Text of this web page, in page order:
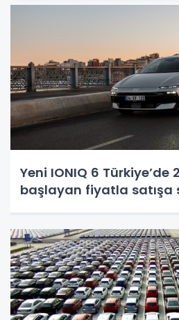
Yeni IONIQ 6 Türkiye’de
başlayan fiyatla satışa